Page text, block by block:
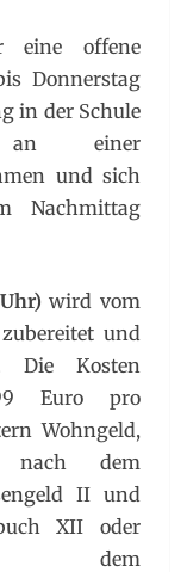
eine offene
Donnerstag
in der Schule
einer
und sich
Nachmittag
wird vom
und
Die Kosten
Euro pro
Wohngeld,
nach dem
II und
XII oder
dem